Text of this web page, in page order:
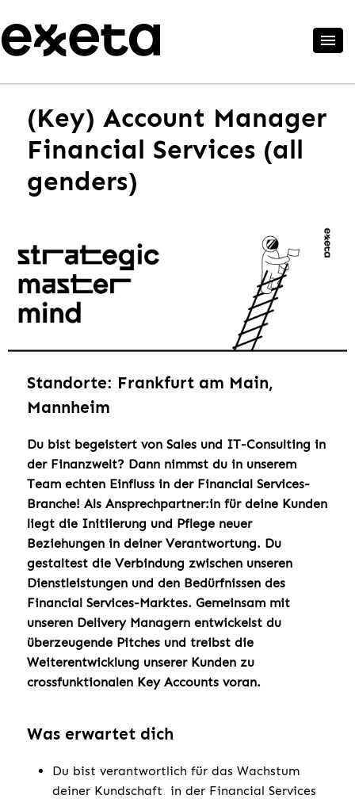
(Key) Account Manager
Financial Services (all
genders)
Standorte: Frankfurt am Main,
Mannheim
Du bist begeistert von Sales und IT-Consulting in
der Finanzwelt? Dann nimmst du in unserem
Team echten Einfluss in der Financial Services-
Branche! Als Ansprechpartner:in für deine Kunden
liegt die Initiierung und Pflege neuer
Beziehungen in deiner Verantwortung. Du
gestaltest die Verbindung zwischen unseren
Dienstleistungen und den Bedürfnissen des
Financial Services-Marktes. Gemeinsam mit
unseren Delivery Managern entwickelst du
überzeugende Pitches und treibst die
Weiterentwicklung unserer Kunden zu
crossfunktionalen Key Accounts voran.
Was erwartet dich
Du bist verantwortlich für das Wachstum
deiner Kundschaft in der Financial Services